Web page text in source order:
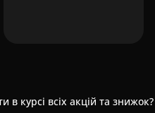
в курсі всіх акцій та знижок?